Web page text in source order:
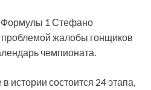
Формулы 1 Стефано
проблемой жалобы гонщиков
чемпионата.
истории состоится 24 этапа,